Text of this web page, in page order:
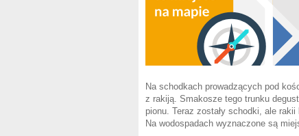
Na schodkach prowadzących pod
z rakiją. Smakosze tego trunku
pionu. Teraz zostały schodki, ale
Na wodospadach wyznaczone są